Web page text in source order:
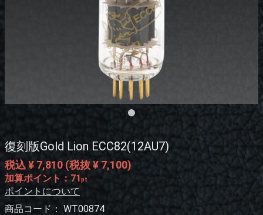
復刻版Gold Lion ECC82(12AU7)
税込 ¥ 7,810 (税抜 ¥ 7,100)
加算ポイント： 71pt
ポイントについて
商品コード： WT00874